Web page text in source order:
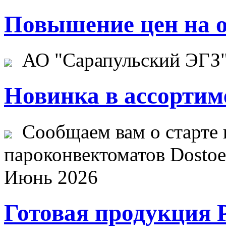
Повышение цен на
АО "Сарапульский
Новинка в
Сообщаем вам о старте
пароконвектоматов
Июнь 2026
Готовая продукция